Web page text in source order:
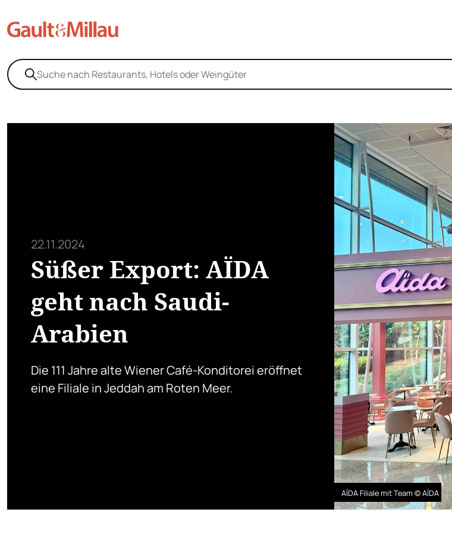
22.11.2024
Süßer Export: AÏDA
geht nach Saudi-
Arabien
Die 111 Jahre alte Wiener Café-Konditorei eröffnet
eine Filiale in Jeddah am Roten Meer.
AÏDA Filiale mit Team © AÏDA